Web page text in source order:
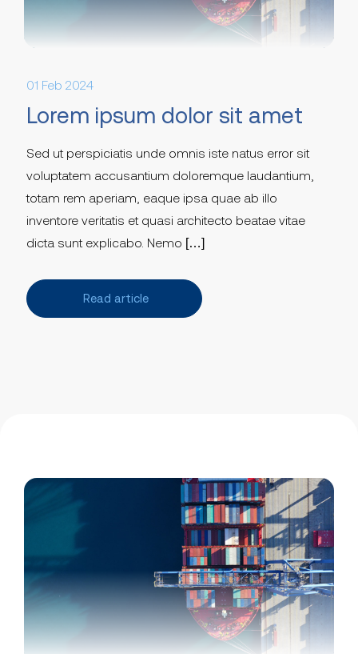
01 Feb 2024
Lorem ipsum dolor sit amet
Sed ut perspiciatis unde omnis iste natus error sit
voluptatem accusantium doloremque laudantium,
totam rem aperiam, eaque ipsa quae ab illo
inventore veritatis et quasi architecto beatae vitae
dicta sunt explicabo. Nemo […]
Read article